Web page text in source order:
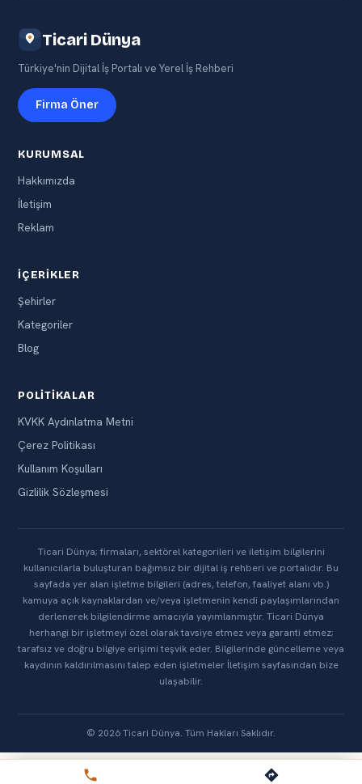
Ticari Dünya
Türkiye'nin Dijital İş Portalı ve Yerel İş Rehberi
Firma Öner
KURUMSAL
Hakkımızda
İletişim
Reklam
İÇERIKLER
Şehirler
Kategoriler
Blog
POLITIKALAR
KVKK Aydınlatma Metni
Çerez Politikası
Kullanım Koşulları
Gizlilik Sözleşmesi
Ticari Dünya; firmaları, sektörel kategorileri ve iletişim bilgilerini
kullanıcılarla buluşturan bağımsız bir dijital iş rehberi ve portalıdır. Bu
sayfada yer alan işletme bilgileri (adres, telefon, faaliyet alanı vb.)
kamuya açık kaynaklardan ve/veya işletmenin kendi paylaşımlarından
derlenerek bilgilendirme amacıyla yayımlanmıştır. Ticari Dünya
herhangi bir işletmeyi özel olarak tavsiye etmez veya garanti etmez;
tarafsız ve doğru bilgiye erişimi teşvik eder. Bilgilerinde güncelleme veya
kaydının kaldırılmasını talep eden işletmeler İletişim sayfasından bize
ulaşabilir.
© 2026 Ticari Dünya. Tüm Hakları Saklıdır.